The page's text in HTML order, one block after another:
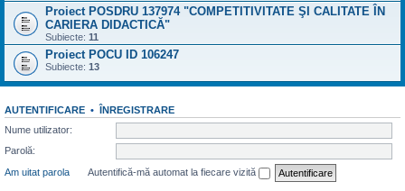
Proiect POSDRU 137974 "COMPETITIVITATE ŞI CALITATE ÎN
CARIERA DIDACTICĂ"
Subiecte: 11
Proiect POCU ID 106247
Subiecte: 13
AUTENTIFICARE • ÎNREGISTRARE
Nume utilizator:
Parolă:
Am uitat parola
Autentifică-mă automat la fiecare vizită